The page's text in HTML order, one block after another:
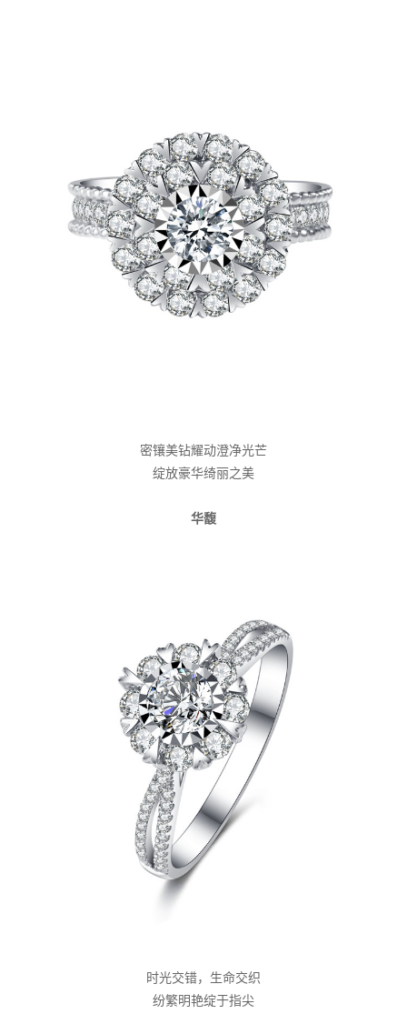
密镶美钻耀动澄净光芒
绽放豪华绮丽之美
华馥
时光交错，生命交织
纷繁明艳绽于指尖